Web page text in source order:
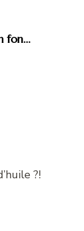
fon...
?!